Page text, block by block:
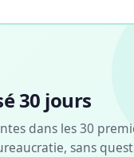
30 jours
dans les 30
sans